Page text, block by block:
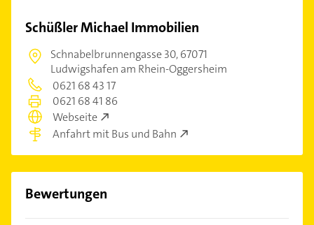
Schüßler Michael Immobilien
Schnabelbrunnengasse 30,67071
Ludwigshafen am Rhein-Oggersheim
0621 68 43 17
0621 68 41 86
Webseite
Anfahrt mit Bus und Bahn
Bewertungen